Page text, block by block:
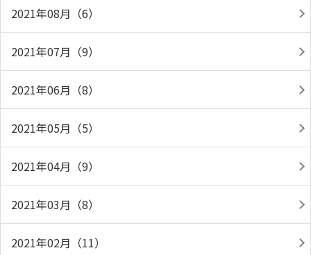
2021年08月（6）
2021年07月（9）
2021年06月（8）
2021年05月（5）
2021年04月（9）
2021年03月（8）
2021年02月（11）